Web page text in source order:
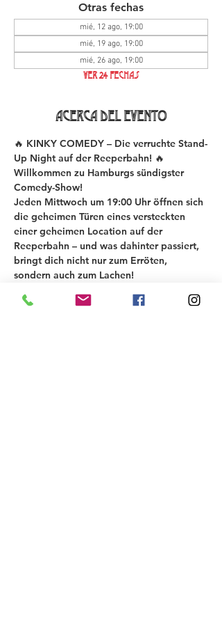
Otras fechas
mié, 12 ago, 19:00
mié, 19 ago, 19:00
mié, 26 ago, 19:00
Ver 24 fechas
Acerca del evento
🔥 KINKY COMEDY – Die verruchte Stand-
Up Night auf der Reeperbahn! 🔥
Willkommen zu Hamburgs sündigster
Comedy-Show!
Jeden Mittwoch um 19:00 Uhr öffnen sich
die geheimen Türen eines versteckten
einer geheimen Location auf der
Reeperbahn – und was dahinter passiert,
bringt dich nicht nur zum Erröten,
sondern auch zum Lachen!
Bei der KINKY COMEDY New Material